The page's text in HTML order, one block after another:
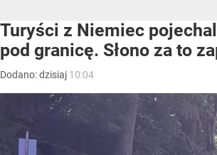
Turyści z Niemiec
pod granicę. Słono za to
Dodano:dzisiaj 10:04